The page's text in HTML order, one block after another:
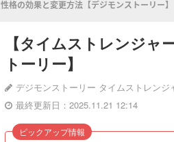
性格の効果と変更方法【デジモンストーリー】
【タイムストレンジャ
トーリー】
デジモンストーリー タイムストレンジ
最終更新日：2025.11.21 12:14
ピックアップ情報